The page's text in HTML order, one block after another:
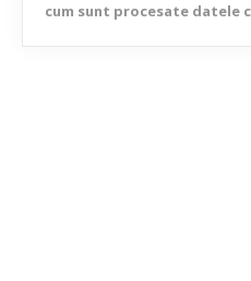
cum sunt procesate datele